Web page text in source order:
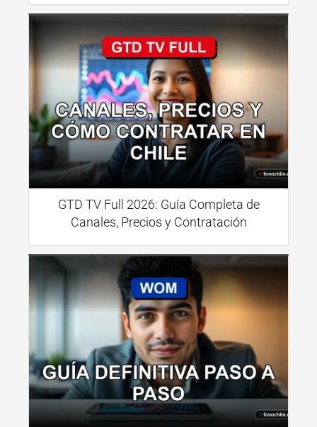
GTD TV Full 2026: Guía Completa de
Canales, Precios y Contratación